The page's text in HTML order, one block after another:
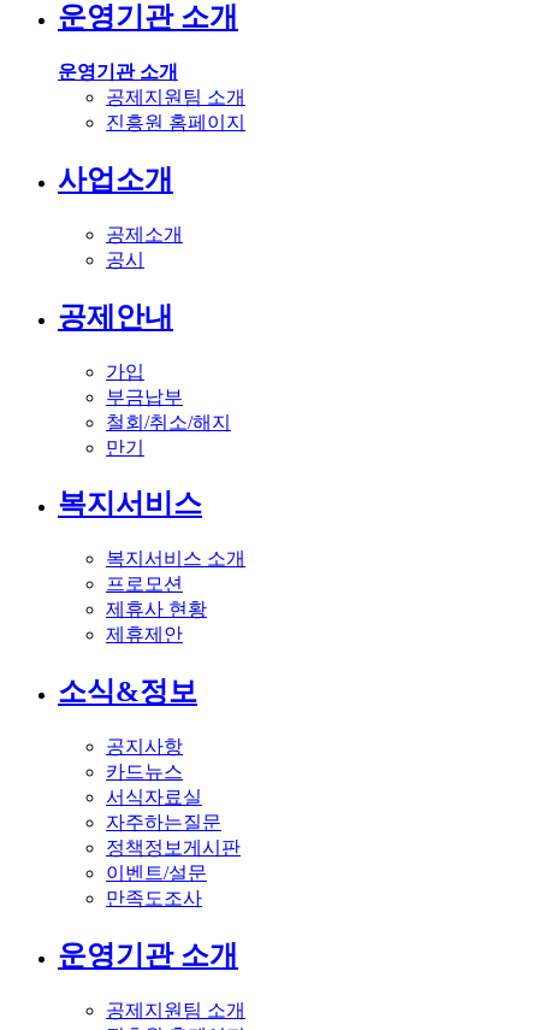
운영기관 소개
운영기관 소개
공제지원팀 소개
진흥원 홈페이지
사업소개
공제소개
공시
공제안내
가입
부금납부
철회/취소/해지
만기
복지서비스
복지서비스 소개
프로모션
제휴사 현황
제휴제안
소식&정보
공지사항
카드뉴스
서식자료실
자주하는질문
정책정보게시판
이벤트/설문
만족도조사
운영기관 소개
공제지원팀 소개